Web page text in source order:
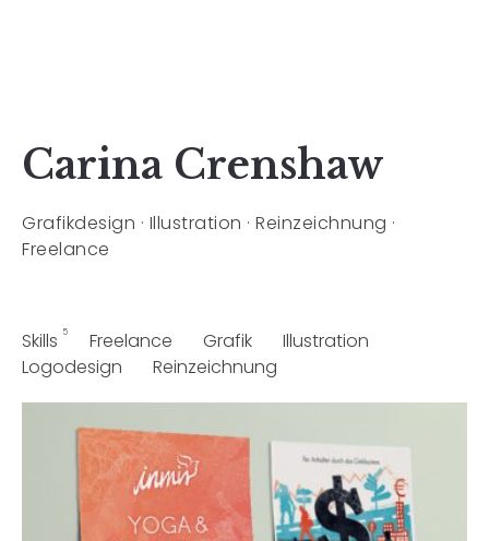
Carina Crenshaw
Grafikdesign · Illustration · Reinzeichnung ·
Freelance
Skills 5 Freelance Grafik
Illustration
Logodesign
Reinzeichnung